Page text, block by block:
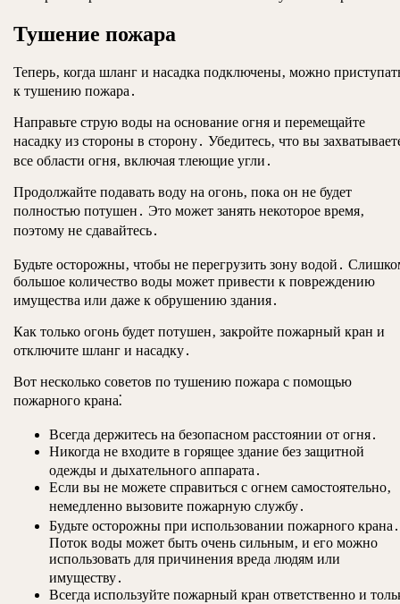
Тушение пожара
Теперь‚ когда шланг и насадка подключены‚ можно
к тушению пожара․
Направьте струю воды на основание огня и перемещайте
насадку из стороны в сторону․ Убедитесь‚ что вы
все области огня‚ включая тлеющие угли․
Продолжайте подавать воду на огонь‚ пока он не будет
полностью потушен․ Это может занять некоторое время‚
поэтому не сдавайтесь․
Будьте осторожны‚ чтобы не перегрузить зону водой․
большое количество воды может привести к повреждению
имущества или даже к обрушению здания․
Как только огонь будет потушен‚ закройте пожарный кран и
отключите шланг и насадку․
Вот несколько советов по тушению пожара с помощью
пожарного крана⁚
Всегда держитесь на безопасном расстоянии от огня․
Никогда не входите в горящее здание без защитной
одежды и дыхательного аппарата․
Если вы не можете справиться с огнем самостоятельно‚
немедленно вызовите пожарную службу․
Будьте осторожны при использовании пожарного крана․
Поток воды может быть очень сильным‚ и его можно
использовать для причинения вреда людям или
имуществу․
Всегда используйте пожарный кран ответственно и